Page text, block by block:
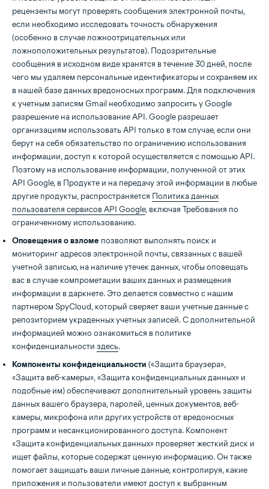
рецензенты могут проверять сообщения электронной почты,
если необходимо исследовать точность обнаружения
(особенно в случае ложноотрицательных или
ложноположительных результатов). Подозрительные
сообщения в исходном виде хранятся в течение 30 дней, после
чего мы удаляем персональные идентификаторы и сохраняем их
в нашей базе данных вредоносных программ. Для подключения
к учетным записям Gmail необходимо запросить у Google
разрешение на использование API. Google разрешает
организациям использовать API только в том случае, если они
берут на себя обязательство по ограничению использования
информации, доступ к которой осуществляется с помощью API.
Поэтому на использование информации, полученной от этих
API Google, в Продукте и на передачу этой информации в любые
другие продукты, распространяется Политика данных
пользователя сервисов API Google, включая Требования по
ограниченному использованию.
Оповещения о взломе позволяют выполнять поиск и
мониторинг адресов электронной почты, связанных с вашей
учетной записью, на наличие утечек данных, чтобы оповещать
вас в случае компрометации ваших данных и размещения
информации в даркнете. Это делается совместно с нашим
партнером SpyCloud, который сверяет ваши учетные данные с
репозиторием украденных учетных записей. С дополнительной
информацией можно ознакомиться в политике
конфиденциальности здесь.
Компоненты конфиденциальности («Защита браузера»,
«Защита веб-камеры», «Защита конфиденциальных данных» и
подобные им) обеспечивают дополнительный уровень защиты
данных вашего браузера, паролей, ценных документов, веб-
камеры, микрофона или других устройств от вредоносных
программ и несанкционированного доступа. Компонент
«Защита конфиденциальных данных» проверяет жесткий диск и
ищет файлы, которые содержат ценную информацию. Он также
помогает защищать ваши личные данные, контролируя, какие
приложения и пользователи имеют доступ к выбранным